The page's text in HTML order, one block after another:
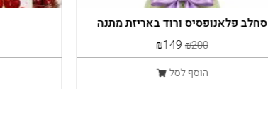
סחלב פלאנופסיס ורוד באריזת מתנה
יוקרתית
₪200
₪149
הוסף לסל